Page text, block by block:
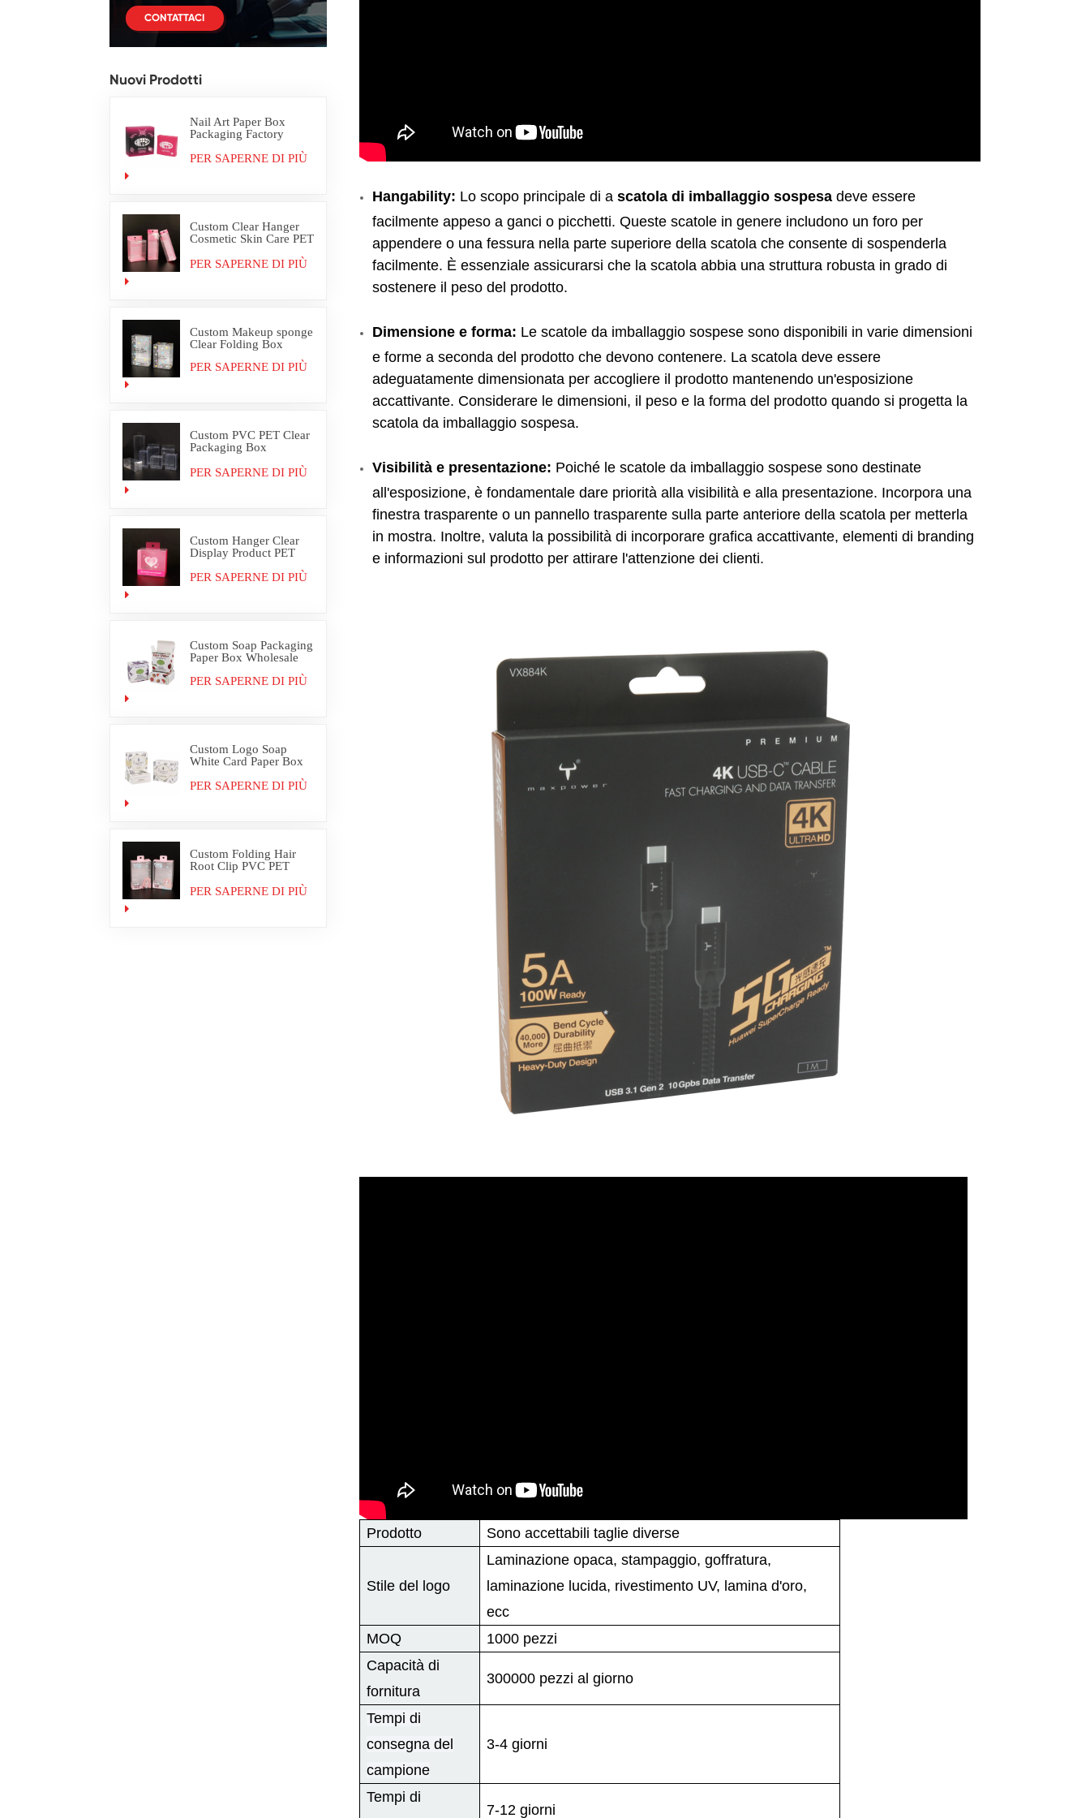
CONTATTACI
Nuovi Prodotti
Nail Art Paper Box
Packaging Factory
PER SAPERNE DI PIÙ
Custom Clear Hanger
Cosmetic Skin Care PET
PER SAPERNE DI PIÙ
Custom Makeup sponge
Clear Folding Box
PER SAPERNE DI PIÙ
Custom PVC PET Clear
Packaging Box
PER SAPERNE DI PIÙ
Custom Hanger Clear
Display Product PET
PER SAPERNE DI PIÙ
Custom Soap Packaging
Paper Box Wholesale
PER SAPERNE DI PIÙ
Custom Logo Soap
White Card Paper Box
PER SAPERNE DI PIÙ
Custom Folding Hair
Root Clip PVC PET
PER SAPERNE DI PIÙ
Hangability: Lo scopo principale di a scatola di imballaggio sospesadeve essere
facilmente appeso a ganci o picchetti. Queste scatole in genere includono un foro per
appendere o una fessura nella parte superiore della scatola che consente di sospenderla
facilmente. È essenziale assicurarsi che la scatola abbia una struttura robusta in grado di
sostenere il peso del prodotto.
Dimensione e forma: Le scatole da imballaggio sospese sono disponibili in varie dimensioni
e forme a seconda del prodotto che devono contenere. La scatola deve essere
adeguatamente dimensionata per accogliere il prodotto mantenendo un'esposizione
accattivante. Considerare le dimensioni, il peso e la forma del prodotto quando si progetta la
scatola da imballaggio sospesa.
Visibilità e presentazione: Poiché le scatole da imballaggio sospese sono destinate
all'esposizione, è fondamentale dare priorità alla visibilità e alla presentazione. Incorpora una
finestra trasparente o un pannello trasparente sulla parte anteriore della scatola per metterla
in mostra. Inoltre, valuta la possibilità di incorporare grafica accattivante, elementi di branding
e informazioni sul prodotto per attirare l'attenzione dei clienti.
Prodotto Sono accettabili taglie diverse
Stile del logo
Laminazione opaca, stampaggio, goffratura,
laminazione lucida, rivestimento UV, lamina d'oro,
ecc
MOQ
1000 pezzi
Capacità di
fornitura
300000 pezzi al giorno
Tempi di
consegna del
campione
3-4 giorni
Tempi di
7-12 giorni